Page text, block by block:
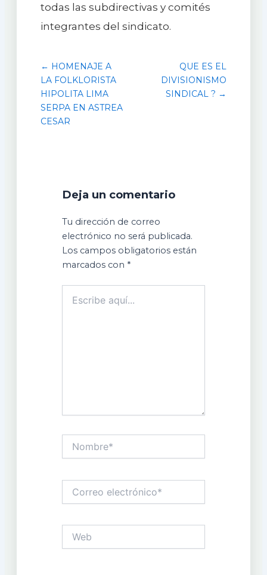
todas las subdirectivas y comités
integrantes del sindicato.
← HOMENAJE A
LA FOLKLORISTA
HIPOLITA LIMA
SERPA EN ASTREA
CESAR
QUE ES EL
DIVISIONISMO
SINDICAL ? →
Deja un comentario
Tu dirección de correo
electrónico no será publicada.
Los campos obligatorios están
marcados con *
aquí...
electrónico*